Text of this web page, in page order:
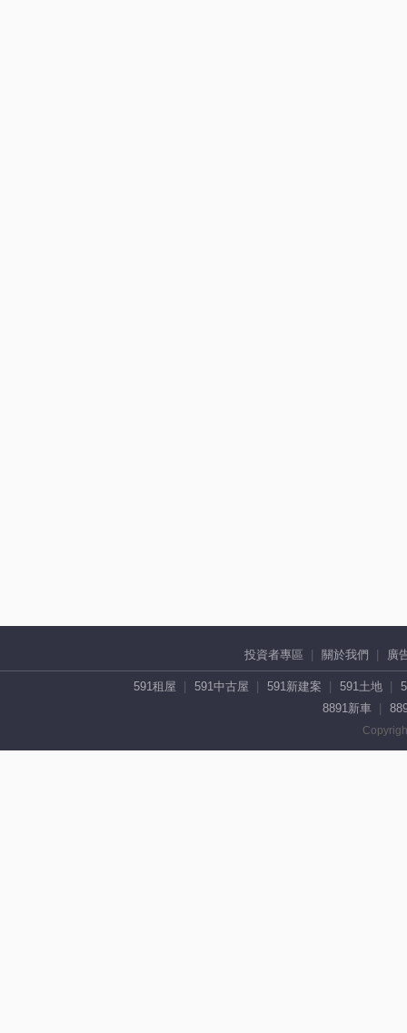
投資者專區 關於我們 廣
591租屋 591中古屋 591新建案 591土地
8891新車